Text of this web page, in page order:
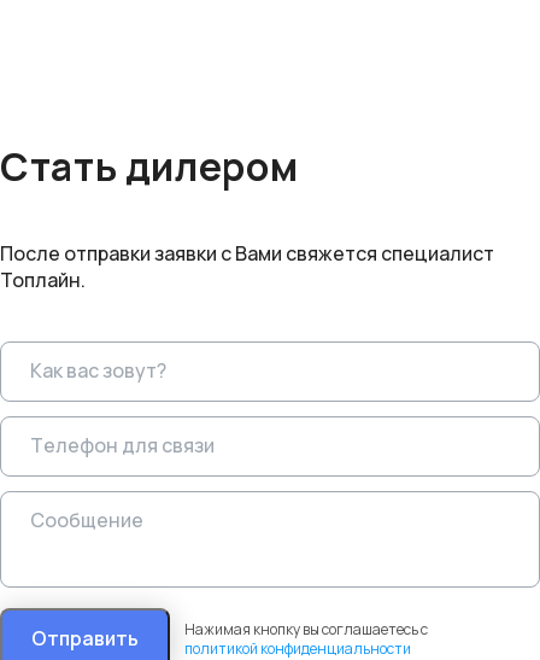
Стать дилером
После отправки заявки с Вами свяжется специалист
Топлайн.
Отправить
Нажимая кнопку вы соглашаетесь с
политикой конфиденциальности